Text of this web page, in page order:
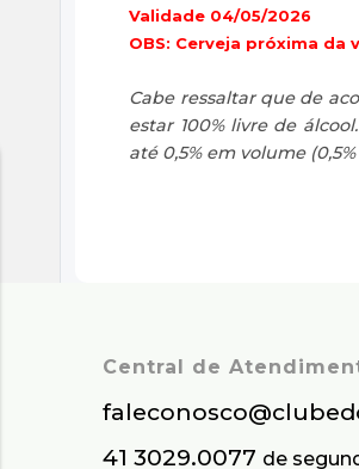
Validade 04/05/2026
OBS: Cerveja próxima
Cabe ressaltar que de
estar 100% livre de
até 0,5% em volume (0,5%
Central de
41 3029.0077 de